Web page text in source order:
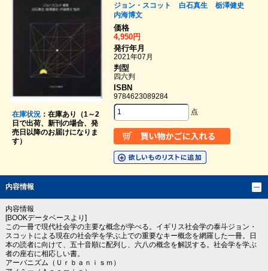
在庫状況：在庫あり（1～2
日で出荷、新刊の場合、発
売日以降のお届けになりま
す）
ジョン・スコット
白石真生
栃澤健史
内海博文
価格
4,950円
発行年月
2021年07月
判型
四六判
ISBN
9784623089284
点
内容情報
内容情報
[BOOKデータベースより]
この一冊で現代社会学の主要な概念が学べる。イギリス社会学の泰斗ジョン・
スコットによる現在の社会学を学ぶ上での重要なキー概念を網羅した一冊。日
本の読者に向けて、五十音順に配列し、六八の概念を解説する。社会学を学ぶ
者の座右に相応しい書。
アーバニズム（Ｕｒｂａｎｉｓｍ）